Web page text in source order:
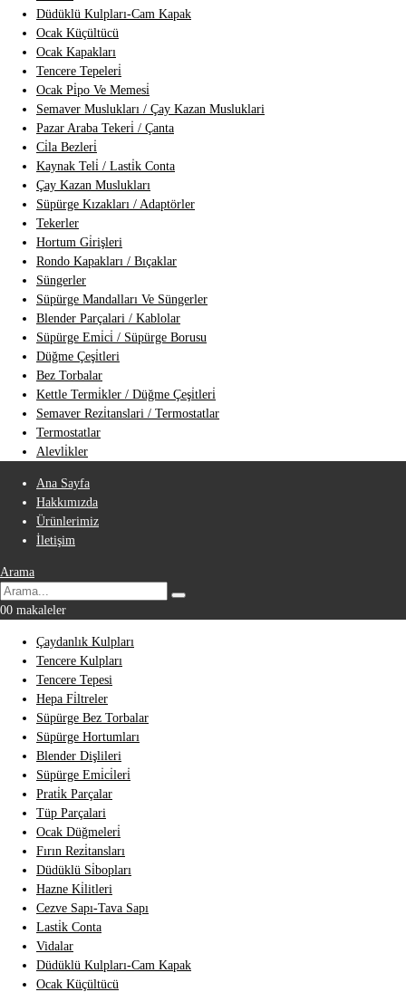
Düdüklü Kulpları-Cam Kapak
Ocak Küçültücü
Ocak Kapakları
Tencere Tepeleri̇
Ocak Pi̇po Ve Memesi̇
Semaver Muslukları / Çay Kazan Musluklari
Pazar Araba Tekeri̇ / Çanta
Ci̇la Bezleri̇
Kaynak Teli̇ / Lasti̇k Conta
Çay Kazan Muslukları
Süpürge Kızakları / Adaptörler
Tekerler
Hortum Gi̇rişleri
Rondo Kapakları / Bıçaklar
Süngerler
Süpürge Mandalları Ve Süngerler
Blender Parçalari / Kablolar
Süpürge Emi̇ci̇ / Süpürge Borusu
Düğme Çeşi̇tleri
Bez Torbalar
Kettle Termi̇kler / Düğme Çeşi̇tleri̇
Semaver Rezi̇tanslari / Termostatlar
Termostatlar
Alevli̇kler
Ana Sayfa
Hakkımızda
Ürünlerimiz
İletişim
Arama
00 makaleler
Çaydanlık Kulpları
Tencere Kulpları
Tencere Tepesi
Hepa Fi̇ltreler
Süpürge Bez Torbalar
Süpürge Hortumları
Blender Dişlileri
Süpürge Emi̇ci̇leri̇
Prati̇k Parçalar
Tüp Parçalari
Ocak Düğmeleri̇
Fırın Rezi̇tansları
Düdüklü Si̇bopları
Hazne Ki̇litleri
Cezve Sapı-Tava Sapı
Lasti̇k Conta
Vidalar
Düdüklü Kulpları-Cam Kapak
Ocak Küçültücü